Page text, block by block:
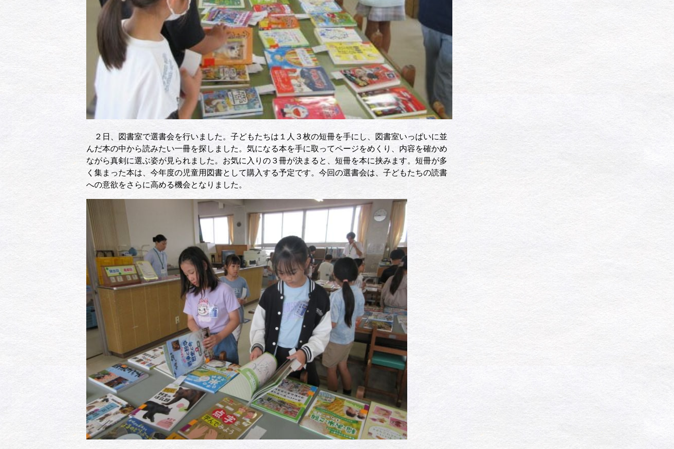
２日、図書室で選書会を行いました。子どもたちは１人３枚の短冊を手にし、図書室いっぱいに並
んだ本の中から読みたい一冊を探しました。気になる本を手に取ってページをめくり、内容を確かめ
ながら真剣に選ぶ姿が見られました。お気に入りの３冊が決まると、短冊を本に挟みます。短冊が多
く集まった本は、今年度の児童用図書として購入する予定です。今回の選書会は、子どもたちの読書
への意欲をさらに高める機会となりました。